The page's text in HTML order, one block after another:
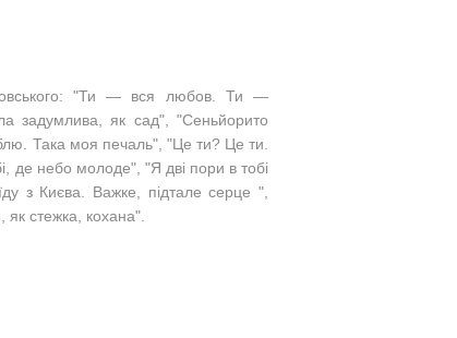
"Ти — вся любов. Ти —
задумлива, як сад", "​Сеньйорито
Така моя печаль", "Це ти? Це ти.
де небо молоде", "Я дві пори в тобі
з Києва. Важке, підтале серце ",
стежка, кохана".